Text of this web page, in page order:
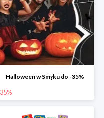
Halloween w Smyku do -35%
35%